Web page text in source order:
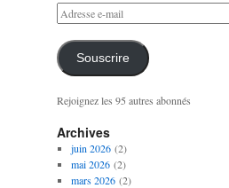
Souscrire
Rejoignez les 95 autres abonnés
Archives
juin 2026(2)
mai 2026(2)
mars 2026(2)